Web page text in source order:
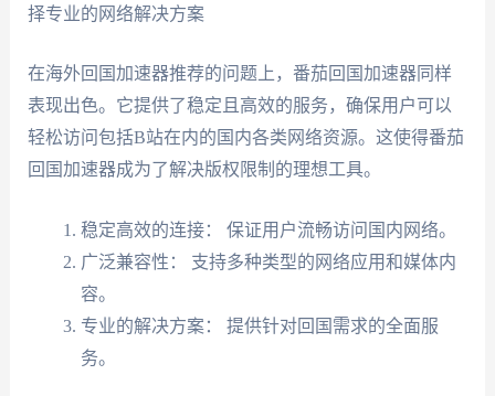
择专业的网络解决方案
在海外回国加速器推荐的问题上，番茄回国加速器同样
表现出色。它提供了稳定且高效的服务，确保用户可以
轻松访问包括B站在内的国内各类网络资源。这使得番茄
回国加速器成为了解决版权限制的理想工具。
稳定高效的连接： 保证用户流畅访问国内网络。
广泛兼容性： 支持多种类型的网络应用和媒体内
容。
专业的解决方案： 提供针对回国需求的全面服
务。